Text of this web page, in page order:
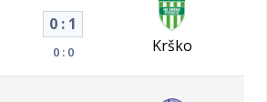
0 : 1
0 : 0 Krško